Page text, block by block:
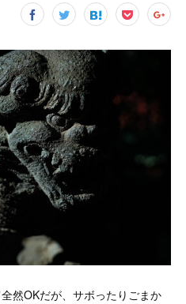
然OKだが、サボったりごまか